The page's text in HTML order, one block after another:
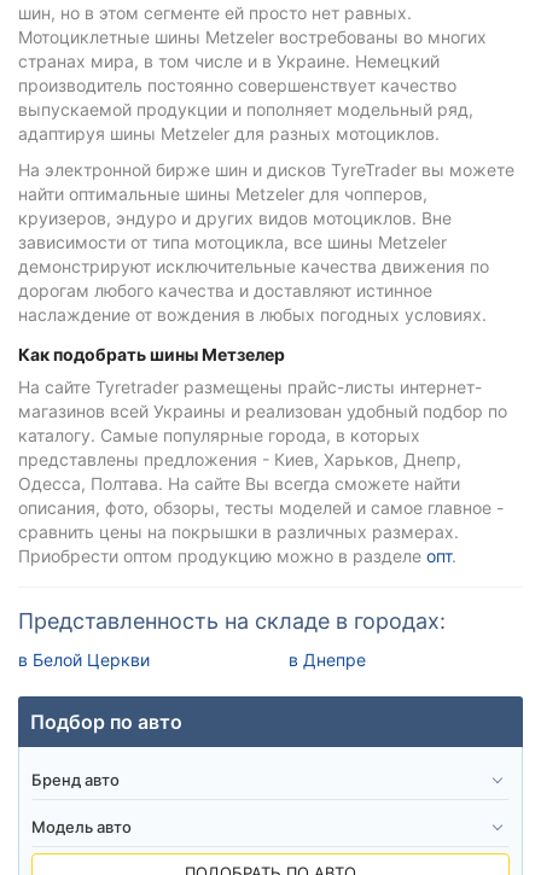
шин, но в этом сегменте ей просто нет равных.
Мотоциклетные шины Меtzeler востребованы во многих
странах мира, в том числе и в Украине. Немецкий
производитель постоянно совершенствует качество
выпускаемой продукции и пополняет модельный ряд,
адаптируя шины Меtzeler для разных мотоциклов.
На электронной бирже шин и дисков TyreTrader вы можете
найти оптимальные шины Меtzeler для чопперов,
круизеров, эндуро и других видов мотоциклов. Вне
зависимости от типа мотоцикла, все шины Меtzeler
демонстрируют исключительные качества движения по
дорогам любого качества и доставляют истинное
наслаждение от вождения в любых погодных условиях.
Как подобрать шины Метзелер
На сайте Tyretrader размещены прайс-листы интернет-
магазинов всей Украины и реализован удобный подбор по
каталогу. Самые популярные города, в которых
представлены предложения - Киев, Харьков, Днепр,
Одесса, Полтава. На сайте Вы всегда сможете найти
описания, фото, обзоры, тесты моделей и самое главное -
сравнить цены на покрышки в различных размерах.
Приобрести оптом продукцию можно в разделе опт.
Представленность на складе в городах:
в Белой Церкви в Днепре
Подбор по авто